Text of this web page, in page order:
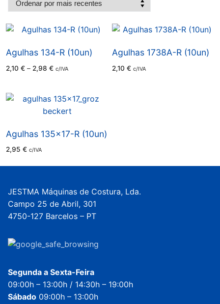
Agulhas 134-R (10un)
2,10 € – 2,98 €Price
range:
c/IVA
Agulhas 1738A-R (10un)
2,10 € c/IVA
Agulhas 135×17-R (10un)
2,95 € c/IVA
JESTMA Máquinas de Costura, Lda.
Campo 25 de Abril, 301
4750-127 Barcelos – PT
Segunda a Sexta-Feira
09:00h – 13:00h / 14:30h – 19:00h
Sábado 09:00h – 13:00h